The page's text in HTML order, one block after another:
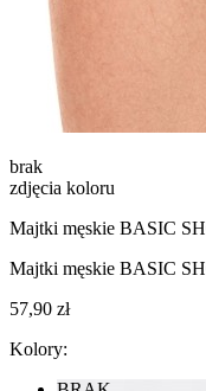
brak
zdjęcia koloru
Majtki męskie BASIC
Majtki męskie BASIC
57,90 zł
Kolory: